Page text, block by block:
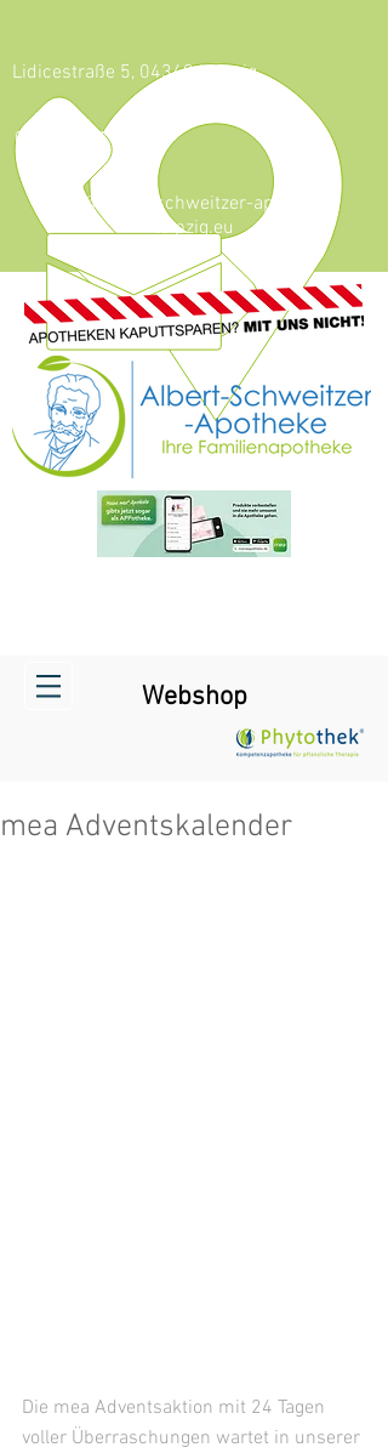
Lidicestraße 5, 04349 Leipzig
0341 - 921 46 59
info@albert-schweitzer-apotheke-
leipzig.eu
Webshop
mea Adventskalender
Die mea Adventsaktion mit 24 Tagen
voller Überraschungen wartet in unserer